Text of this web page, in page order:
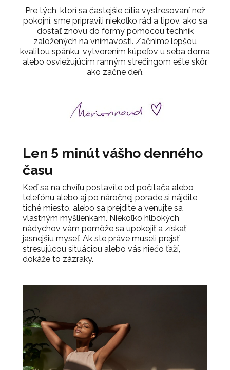
Pre tých, ktorí sa častejšie cítia vystresovaní než
pokojní, sme pripravili niekoľko rád a tipov, ako sa
dostať znovu do formy pomocou techník
založených na vnímavosti. Začnime lepšou
kvalitou spánku, vytvorením kúpeľov u seba doma
alebo osviežujúcim ranným strečingom ešte skôr,
ako začne deň.
Len 5 minút vášho denného
času
Keď sa na chvíľu postavíte od počítača alebo
telefónu alebo aj po náročnej porade si nájdite
tiché miesto, alebo sa prejdite a venujte sa
vlastným myšlienkam. Niekoľko hlbokých
nádychov vám pomôže sa upokojiť a získať
jasnejšiu myseľ. Ak ste práve museli prejsť
stresujúcou situáciou alebo vás niečo ťaží,
dokáže to zázraky.